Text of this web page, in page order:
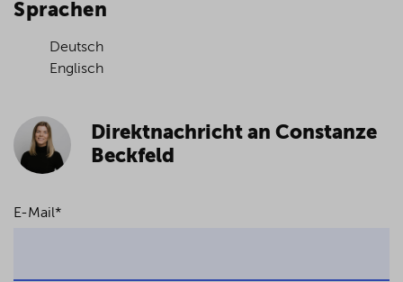
Sprachen
Deutsch
Englisch
Direktnachricht an Constanze
Beckfeld
E-Mail*